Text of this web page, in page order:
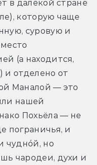
в далёкой стране
которую чаще
суровую и
(а находится,
и отделено от
Маналой — это
нашей
Похьёла — не
пограничья, и
чуднóй, но
чародеи, духи и